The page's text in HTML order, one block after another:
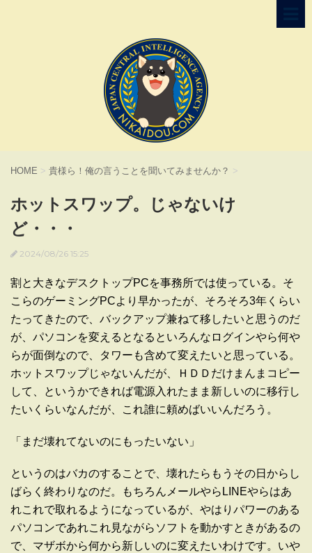
HOME > 貴様ら！俺の言うことを聞いてみませんか？ >
ホットスワップ。じゃないけ
ど・・・
2024/08/26 15:25
割と大きなデスクトップPCを事務所では使っている。そ
こらのゲーミングPCより早かったが、そろそろ3年くらい
たってきたので、バックアップ兼ねて移したいと思うのだ
が、パソコンを変えるとなるといろんなログインやら何や
らが面倒なので、タワーも含めて変えたいと思っている。
ホットスワップじゃないんだが、ＨＤＤだけまんまコピー
して、というかできれば電源入れたまま新しいのに移行し
たいくらいなんだが、これ誰に頼めばいいんだろう。
「まだ壊れてないのにもったいない」
というのはバカのすることで、壊れたらもうその日からし
ばらく終わりなのだ。もちろんメールやらLINEやらはあ
れこれで取れるようになっているが、やはりパワーのある
パソコンであれこれ見ながらソフトを動かすときがあるの
で、マザボから何から新しいのに変えたいわけです。いや